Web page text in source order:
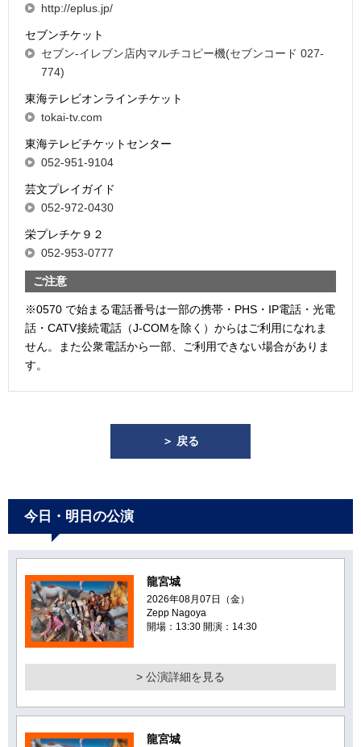
http://eplus.jp/
セブンチケット
セブン-イレブン店内マルチコピー機(セブンコード 027-
774)
東海テレビオンラインチケット
tokai-tv.com
東海テレビチケットセンター
052-951-9104
芸文プレイガイド
052-972-0430
栄プレチケ９２
052-953-0777
ご注意
※0570 で始まる電話番号は一部の携帯・PHS・IP電話・光電
話・CATV接続電話（J-COMを除く）からはご利用になれま
せん。また公衆電話から一部、ご利用できない場合がありま
す。
＞ 戻る
今日・明日の公演
龍宮城
2026年08月07日（金）
Zepp Nagoya
開場：13:30 開演：14:30
> 公演詳細を見る
龍宮城